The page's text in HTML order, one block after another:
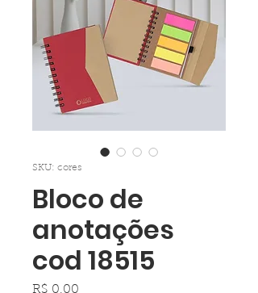
SKU: cores
Bloco de
anotações
cod 18515
R$ 0,00